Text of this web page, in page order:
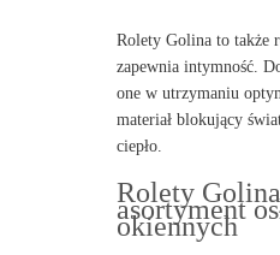
Rolety Golina to także
zapewnia intymność.
one w utrzymaniu
materiał blokujący
ciepło.
Rolety
asortyment
okiennych